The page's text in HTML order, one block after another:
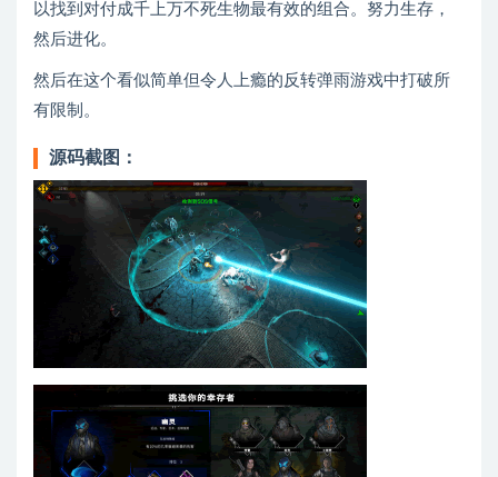
以找到对付成千上万不死生物最有效的组合。努力生存，
然后进化。
然后在这个看似简单但令人上瘾的反转弹雨游戏中打破所
有限制。
源码截图：